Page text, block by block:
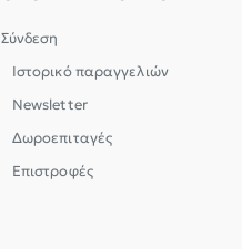
Σύνδεση
Ιστορικό παραγγελιών
Newsletter
Δωροεπιταγές
Επιστροφές